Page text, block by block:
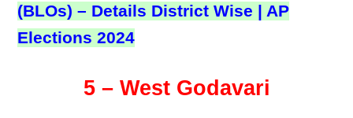
(BLOs) – Details District Wise | AP
Elections 2024
5 – West Godavari